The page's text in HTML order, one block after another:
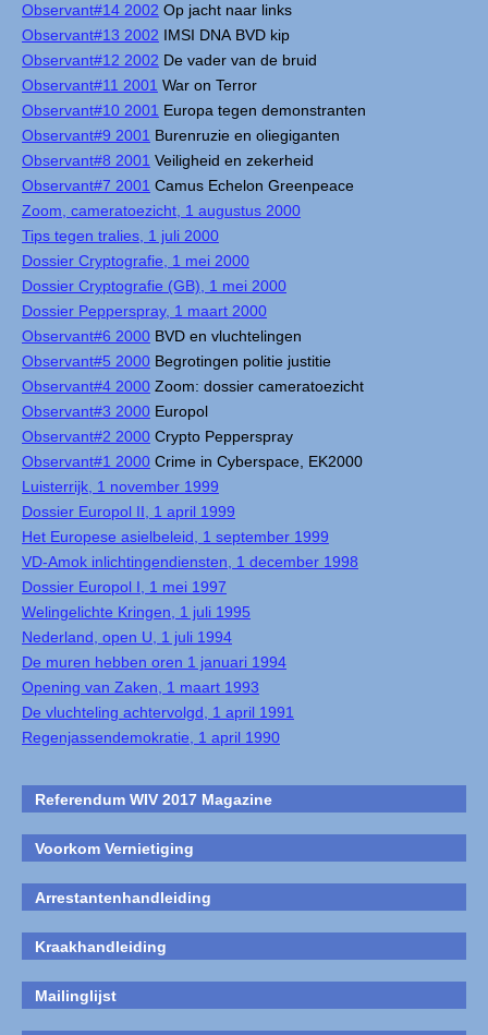
Observant#14 2002 Op jacht naar links
Observant#13 2002 IMSI DNA BVD kip
Observant#12 2002 De vader van de bruid
Observant#11 2001 War on Terror
Observant#10 2001 Europa tegen demonstranten
Observant#9 2001 Burenruzie en oliegiganten
Observant#8 2001 Veiligheid en zekerheid
Observant#7 2001 Camus Echelon Greenpeace
Zoom, cameratoezicht, 1 augustus 2000
Tips tegen tralies, 1 juli 2000
Dossier Cryptografie, 1 mei 2000
Dossier Cryptografie (GB), 1 mei 2000
Dossier Pepperspray, 1 maart 2000
Observant#6 2000 BVD en vluchtelingen
Observant#5 2000 Begrotingen politie justitie
Observant#4 2000 Zoom: dossier cameratoezicht
Observant#3 2000 Europol
Observant#2 2000 Crypto Pepperspray
Observant#1 2000 Crime in Cyberspace, EK2000
Luisterrijk, 1 november 1999
Dossier Europol II, 1 april 1999
Het Europese asielbeleid, 1 september 1999
VD-Amok inlichtingendiensten, 1 december 1998
Dossier Europol I, 1 mei 1997
Welingelichte Kringen, 1 juli 1995
Nederland, open U, 1 juli 1994
De muren hebben oren 1 januari 1994
Opening van Zaken, 1 maart 1993
De vluchteling achtervolgd, 1 april 1991
Regenjassendemokratie, 1 april 1990
Referendum WIV 2017 Magazine
Voorkom Vernietiging
Arrestantenhandleiding
Kraakhandleiding
Mailinglijst